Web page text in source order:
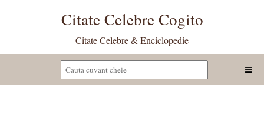
Citate Celebre Cogito
Citate Celebre & Enciclopedie